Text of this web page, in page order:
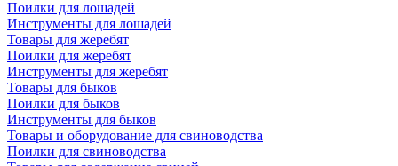
Поилки для лошадей
Инструменты для лошадей
Товары для жеребят
Поилки для жеребят
Инструменты для жеребят
Товары для быков
Поилки для быков
Инструменты для быков
Товары и оборудование для свиноводства
Поилки для свиноводства